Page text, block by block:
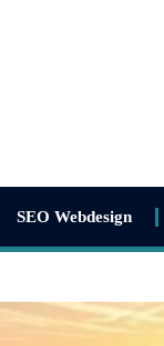
SEO Webdesign